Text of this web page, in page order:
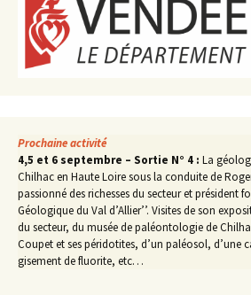
Prochaine activité
4,5 et 6 septembre – Sortie N° 4 : La
Chilhac en Haute Loire sous la conduite de
passionné des richesses du secteur et président
Géologique du Val d’Allier’’. Visites de son
du secteur, du musée de paléontologie de
Coupet et ses péridotites, d’un paléosol, d’une
gisement de fluorite, etc…